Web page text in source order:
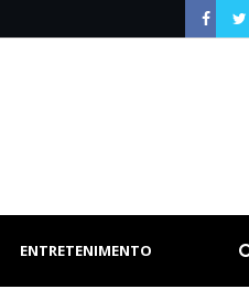
ENTRETENIMENTO